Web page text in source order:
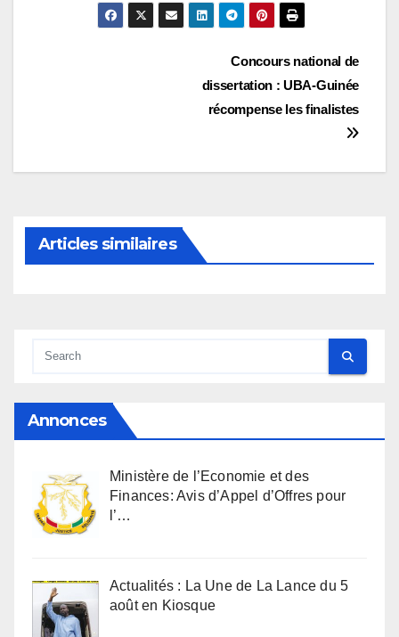
Concours national de
dissertation : UBA-Guinée
récompense les finalistes
Articles similaires
Annonces
Ministère de l’Economie et des
Finances: Avis d’Appel d’Offres pour
l’…
Actualités : La Une de La Lance du 5
août en Kiosque